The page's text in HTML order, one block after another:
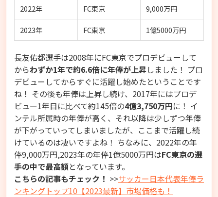
2022年 FC東京 9,000万円
2023年 FC東京 1億5000万円
長友佑都選手は2008年にFC東京でプロデビューして
からわずか1年で約6.6倍に年俸が上昇しました！ プロ
デビューしてからすぐに活躍し始めたということです
ね！ その後も年俸は上昇し続け、2017年にはプロデ
ビュー1年目に比べて約145倍の4億3,750万円に！ イ
ンテル所属時の年俸が高く、それ以降は少しずつ年俸
が下がっていってしまいましたが、ここまで活躍し続
けているのは凄いですよね！ ちなみに、2022年の年
俸9,000万円,2023年の年俸1億5000万円はFC東京の選
手の中で最高額となっています。
こちらの記事もチェック！ >>サッカー日本代表年俸ラ
ンキングトップ10【2023最新】市場価格も！